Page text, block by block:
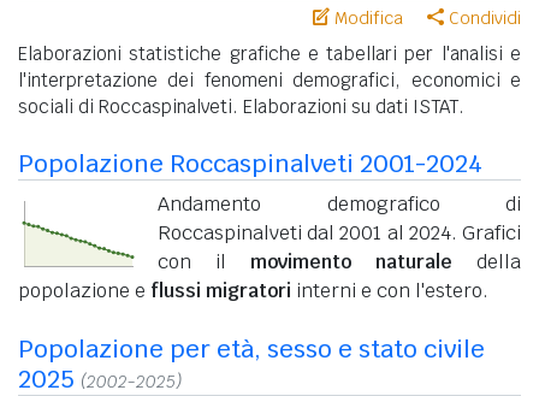
Modifica Condividi
Elaborazioni statistiche grafiche e tabellari per l'analisi e
l'interpretazione dei fenomeni demografici, economici e
sociali di Roccaspinalveti. Elaborazioni su dati ISTAT.
Popolazione Roccaspinalveti 2001-2024
Andamento demografico di
Roccaspinalveti dal 2001 al 2024. Grafici
con il movimento naturale della
popolazione e flussi migratori interni e con l'estero.
Popolazione per età, sesso e stato civile
2025 (2002-2025)